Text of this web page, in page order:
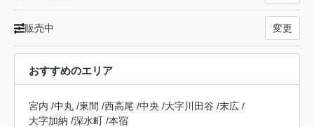
販売中 変更
おすすめのエリア
宮内 /中丸 /東間 /西高尾 /中央 /大字川田谷 /末広 /
大字加納 /深水町 /本宿